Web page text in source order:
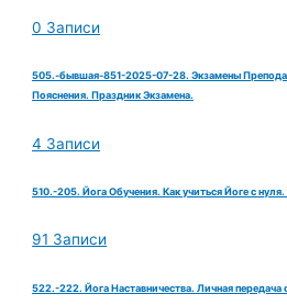
0 Записи
505.-бывшая-851-2025-07-28. Экзамены
Пояснения. Праздник Экзамена.
4 Записи
510.-205. Йога Обучения. Как учиться Йоге с
91 Записи
522.-222. Йога Наставничества. Личная передача